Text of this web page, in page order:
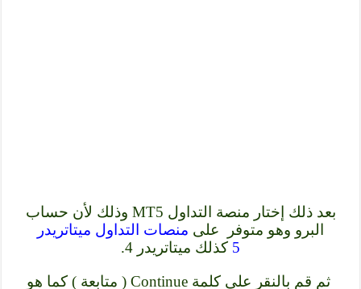
بعد ذلك إختار منصة التداول MT5 وذلك لأن حساب
البرو وهو متوفر على منصات التداول ميتاتريدر
5 كذلك ميتاتريدر 4.
ثم قم بالنقر على كلمة Continue ( متابعة ) كما هو